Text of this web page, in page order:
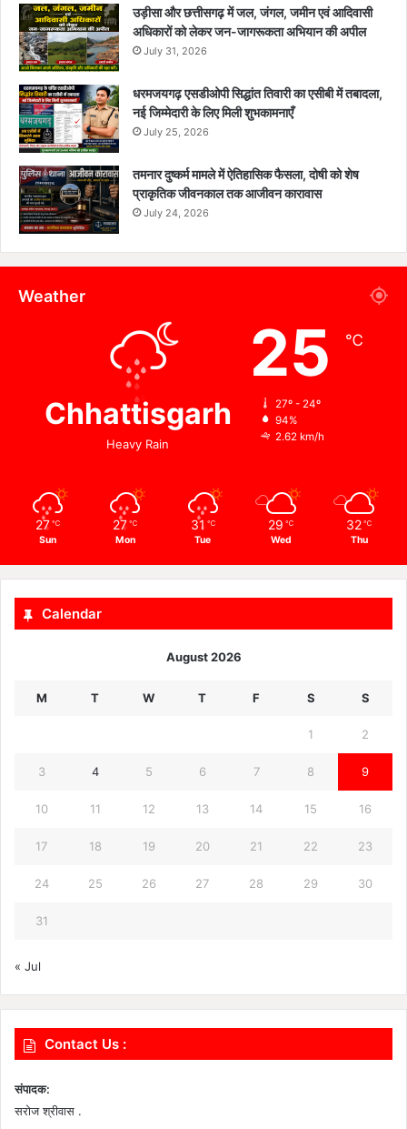
उड़ीसा और छत्तीसगढ़ में जल, जंगल, जमीन एवं आदिवासी
अधिकारों को लेकर जन-जागरूकता अभियान की अपील
July 31, 2026
धरमजयगढ़ एसडीओपी सिद्धांत तिवारी का एसीबी में तबादला,
नई जिम्मेदारी के लिए मिली शुभकामनाएँ
July 25, 2026
तमनार दुष्कर्म मामले में ऐतिहासिक फैसला, दोषी को शेष
प्राकृतिक जीवनकाल तक आजीवन कारावास
July 24, 2026
Weather
Chhattisgarh
Heavy Rain
25 ℃
27º - 24º
94%
2.62 km/h
27 ℃
Sun
27 ℃
Mon
31 ℃
Tue
29 ℃
Wed
32 ℃
Thu
Calendar
August 2026
M T W T F S S
1 2
3 4 5 6 7 8 9
10 11 12 13 14 15 16
17 18 19 20 21 22 23
24 25 26 27 28 29 30
31
« Jul
Contact Us :
संपादक:
सरोज श्रीवास .